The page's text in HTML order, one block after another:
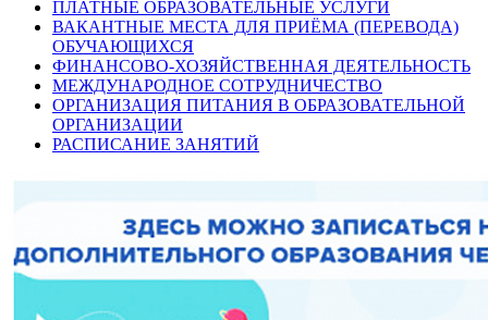
ПЛАТНЫЕ ОБРАЗОВАТЕЛЬНЫЕ УСЛУГИ
ВАКАНТНЫЕ МЕСТА ДЛЯ ПРИЁМА (ПЕРЕВОДА)
ОБУЧАЮЩИХСЯ
ФИНАНСОВО-ХОЗЯЙСТВЕННАЯ ДЕЯТЕЛЬНОСТЬ
МЕЖДУНАРОДНОЕ СОТРУДНИЧЕСТВО
ОРГАНИЗАЦИЯ ПИТАНИЯ В ОБРАЗОВАТЕЛЬНОЙ
ОРГАНИЗАЦИИ
РАСПИСАНИЕ ЗАНЯТИЙ